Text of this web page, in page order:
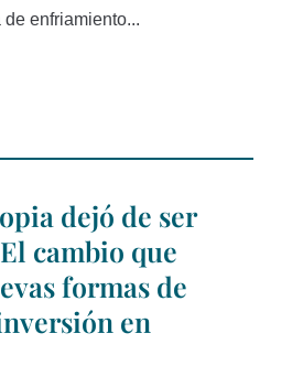
enfriamiento...
dejó de ser
cambio que
formas de
en